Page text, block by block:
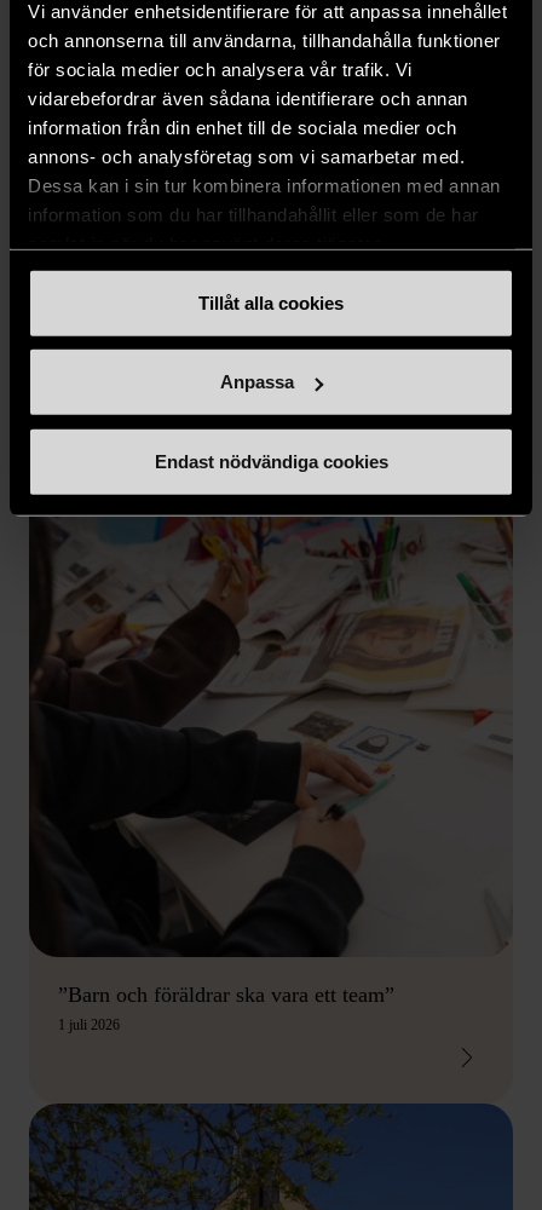
Vi använder enhetsidentifierare för att anpassa innehållet
och annonserna till användarna, tillhandahålla funktioner
för sociala medier och analysera vår trafik. Vi
vidarebefordrar även sådana identifierare och annan
information från din enhet till de sociala medier och
annons- och analysföretag som vi samarbetar med.
Dessa kan i sin tur kombinera informationen med annan
information som du har tillhandahållit eller som de har
Tillåt alla cookies
Anpassa
Endast nödvändiga cookies
”Barn och föräldrar ska vara ett team”
1 juli 2026